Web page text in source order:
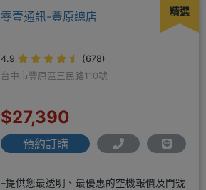
精選
零壹通訊-豐原總店
4.9
(678)
台中市豐原區三民路110號
$27,390
預約訂購
–提供您最透明、最優惠的空機報價及門號